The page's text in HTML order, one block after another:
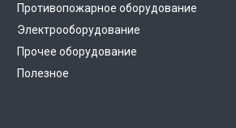
Противопожарное оборудование
Электрооборудование
Прочее оборудование
Полезное